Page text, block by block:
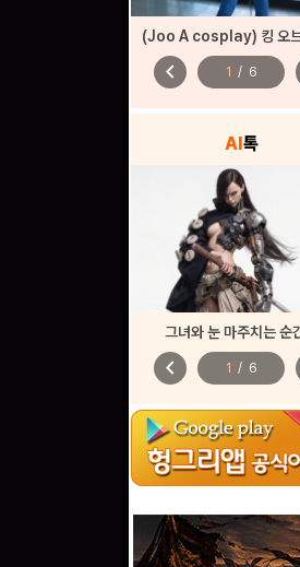
chevron_left 1 / 6
AI톡
그녀와 눈 마주치는 순
chevron_left 1 / 6